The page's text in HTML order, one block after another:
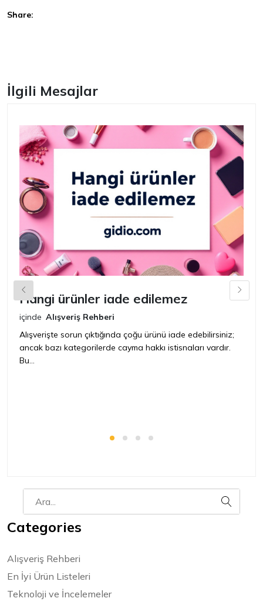
Share:
İlgili Mesajlar
Hangi ürünler iade edilemez
içinde Alışveriş Rehberi
Alışverişte sorun çıktığında çoğu ürünü iade edebilirsiniz;
ancak bazı kategorilerde cayma hakkı istisnaları vardır.
Bu...
Categories
Alışveriş Rehberi
En İyi Ürün Listeleri
Teknoloji ve İncelemeler